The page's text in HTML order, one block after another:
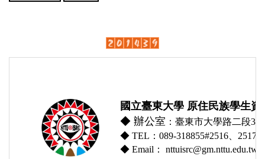
國立臺東大學 原住民族學生資
◆ 辦公室 ：臺東市大學路二段
◆ TEL：089-318855#2516、2517
◆ Email： nttuisrc@gm.nttu.edu.tw